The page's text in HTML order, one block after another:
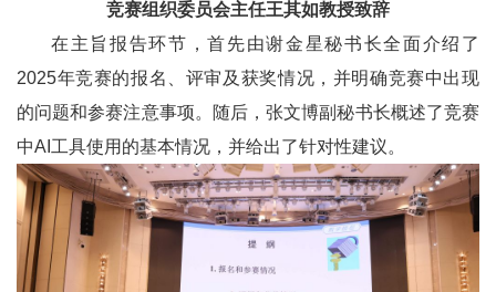
竞赛组织委员会主任王其如教授致辞
在主旨报告环节，首先由谢金星秘书长全面介绍了
2025年竞赛的报名、评审及获奖情况，并明确竞赛中出现
的问题和参赛注意事项。随后，张文博副秘书长概述了竞赛
中AI工具使用的基本情况，并给出了针对性建议。